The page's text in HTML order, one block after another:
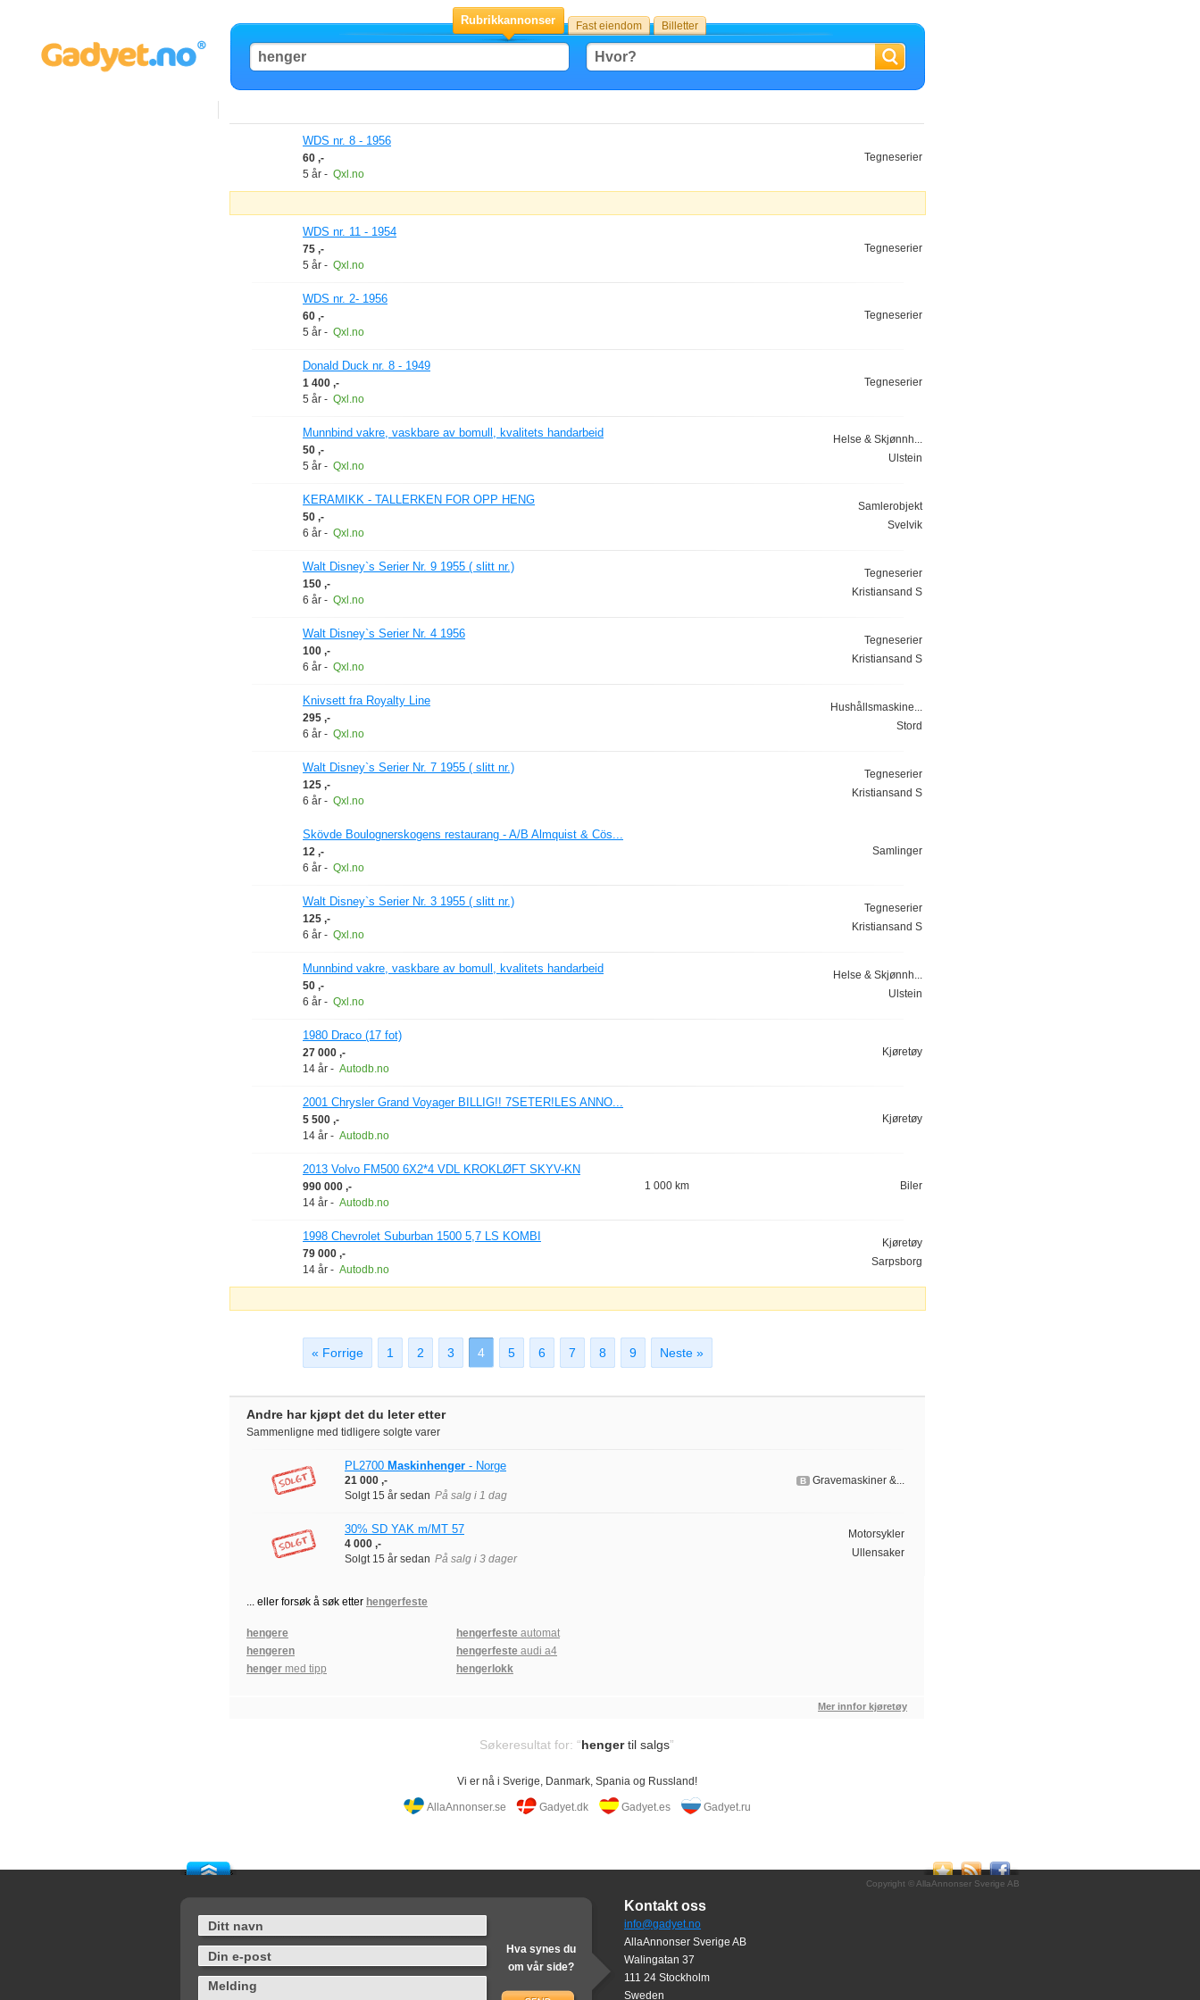
Søkeresultat for: “hengertil salgs”
Andre har kjøpt det du leter etter
Sammenligne med tidligere solgte varer
PL2700 Maskinhenger - Norge
21 000 ,-
Solgt 15 år sedan På salg i 1 dag
B Gravemaskiner &...
30% SD YAK m/MT 57
4 000 ,-
Solgt 15 år sedan På salg i 3 dager
Motorsykler
Ullensaker
... eller forsøk å søk etter hengerfeste
hengere
hengeren
henger med tipp
hengerfeste automat
hengerfeste audi a4
hengerlokk
Mer innfor kjøretøy
WDS nr. 8 - 1956
60 ,-
5 år - Qxl.no
Tegneserier
WDS nr. 11 - 1954
75 ,-
5 år - Qxl.no
Tegneserier
WDS nr. 2- 1956
60 ,-
5 år - Qxl.no
Tegneserier
Donald Duck nr. 8 - 1949
1 400 ,-
5 år - Qxl.no
Tegneserier
Munnbind vakre, vaskbare av bomull, kvalitets handarbeid
50 ,-
5 år - Qxl.no
Helse & Skjønnh...
Ulstein
KERAMIKK - TALLERKEN FOR OPP HENG
50 ,-
6 år - Qxl.no
Samlerobjekt
Svelvik
Walt Disney`s Serier Nr. 9 1955 ( slitt nr.)
150 ,-
6 år - Qxl.no
Tegneserier
Kristiansand S
Walt Disney`s Serier Nr. 4 1956
100 ,-
6 år - Qxl.no
Tegneserier
Kristiansand S
Knivsett fra Royalty Line
295 ,-
6 år - Qxl.no
Hushållsmaskine...
Stord
Walt Disney`s Serier Nr. 7 1955 ( slitt nr.)
125 ,-
6 år - Qxl.no
Tegneserier
Kristiansand S
Skövde Boulognerskogens restaurang - A/B Almquist & Cös...
12 ,-
6 år - Qxl.no
Samlinger
Walt Disney`s Serier Nr. 3 1955 ( slitt nr.)
125 ,-
6 år - Qxl.no
Tegneserier
Kristiansand S
Munnbind vakre, vaskbare av bomull, kvalitets handarbeid
50 ,-
6 år - Qxl.no
Helse & Skjønnh...
Ulstein
1980 Draco (17 fot)
27 000 ,-
14 år - Autodb.no
Kjøretøy
2001 Chrysler Grand Voyager BILLIG!! 7SETER!LES ANNO...
5 500 ,-
14 år - Autodb.no
Kjøretøy
2013 Volvo FM500 6X2*4 VDL KROKLØFT SKYV-KN
990 000 ,-
14 år - Autodb.no
1 000 km Biler
1998 Chevrolet Suburban 1500 5,7 LS KOMBI
79 000 ,-
14 år - Autodb.no
Kjøretøy
Sarpsborg
« Forrige 1 2 3 4 5 6 7 8 9 Neste »
Vi er nå i Sverige, Danmark, Spania og Russland!
AllaAnnonser.se Gadyet.dk Gadyet.es Gadyet.ru
Rubrikkannonser Fast eiendom Billetter
Copyright © AllaAnnonser Sverige AB
Hva synes du
om vår side?
Kontakt oss
info@gadyet.no
AllaAnnonser Sverige AB
Walingatan 37
111 24 Stockholm
Sweden